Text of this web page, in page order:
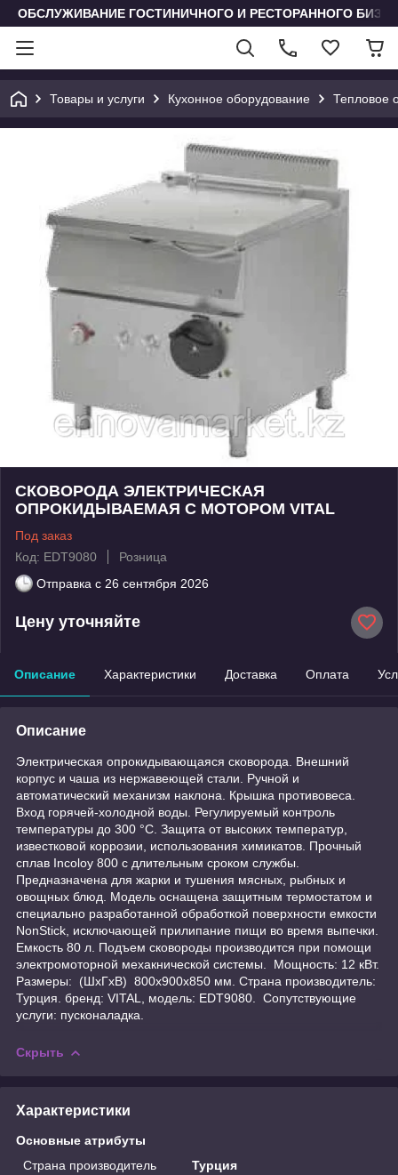
ОБСЛУЖИВАНИЕ ГОСТИНИЧНОГО И РЕСТОРАННОГО
Товары и услуги Кухонное оборудование Тепловое
СКОВОРОДА ЭЛЕКТРИЧЕСКАЯ
ОПРОКИДЫВАЕМАЯ С МОТОРОМ VITAL
Под заказ
Код: EDT9080
Розница
Отправка с 26 сентября 2026
Цену уточняйте
Описание Характеристики Доставка Оплата
Описание
Электрическая опрокидывающаяся сковорода. Внешний
корпус и чаша из нержавеющей стали. Ручной и
автоматический механизм наклона. Крышка противовеса.
Вход горячей-холодной воды. Регулируемый контроль
температуры до 300 °C. Защита от высоких температур,
известковой коррозии, использования химикатов. Прочный
сплав Incoloy 800 с длительным сроком службы.
Предназначена для жарки и тушения мясных, рыбных и
овощных блюд. Модель оснащена защитным термостатом и
специально разработанной обработкой поверхности емкости
NonStick, исключающей прилипание пищи во время выпечки.
Емкость 80 л. Подъем сковороды производится при помощи
электромоторной мехакнической системы. Мощность: 12 кВт.
Размеры: (ШхГхВ) 800x900x850 мм. Страна производитель:
Турция. бренд: VITAL, модель: EDT9080. Сопутствующие
услуги: пусконаладка.
Скрыть
Характеристики
Основные атрибуты
Страна производитель
Турция